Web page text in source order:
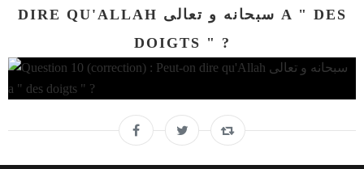
DIRE QU'ALLAH سبحانه و تعالى A " DES
DOIGTS " ?